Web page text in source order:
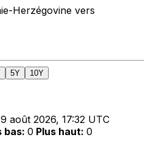
Herzégovine vers
5Y 10Y
août 2026, 17:32 UTC
bas: 0 Plus haut: 0